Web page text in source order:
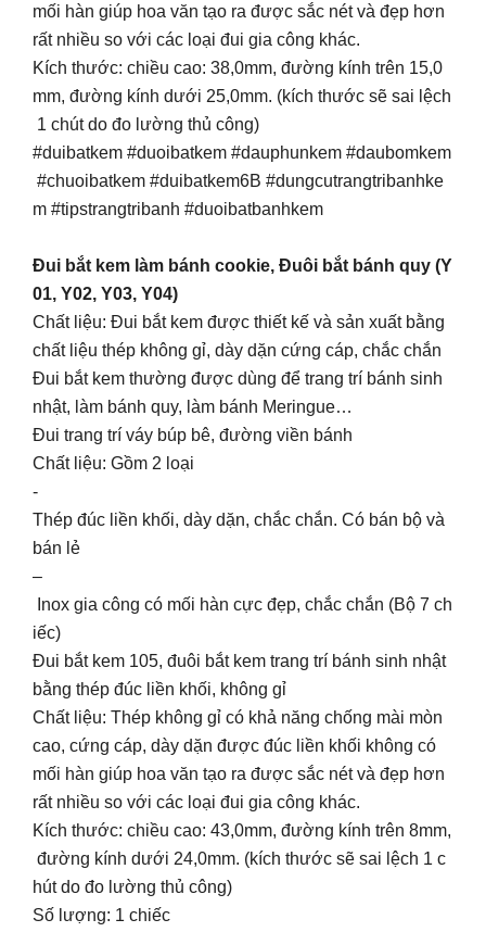
mối hàn giúp hoa văn tạo ra được sắc nét và đẹp hơn
rất nhiều so với các loại đui gia công khác.
Kích thước: chiều cao: 38,0mm, đường kính trên 15,0
mm, đường kính dưới 25,0mm. (kích thước sẽ sai lệch
1 chút do đo lường thủ công)
#duibatkem #duoibatkem #dauphunkem #daubomkem
#chuoibatkem #duibatkem6B #dungcutrangtribanhke
m #tipstrangtribanh #duoibatbanhkem
Đui bắt kem làm bánh cookie, Đuôi bắt bánh quy (Y
01, Y02, Y03, Y04)
Chất liệu: Đui bắt kem được thiết kế và sản xuất bằng
chất liệu thép không gỉ, dày dặn cứng cáp, chắc chắn
Đui bắt kem thường được dùng để trang trí bánh sinh
nhật, làm bánh quy, làm bánh Meringue…
Đui trang trí váy búp bê, đường viền bánh
Chất liệu: Gồm 2 loại
-
Thép đúc liền khối, dày dặn, chắc chắn. Có bán bộ và
bán lẻ
–
Inox gia công có mối hàn cực đẹp, chắc chắn (Bộ 7 ch
iếc)
Đui bắt kem 105, đuôi bắt kem trang trí bánh sinh nhật
bằng thép đúc liền khối, không gỉ
Chất liệu: Thép không gỉ có khả năng chống mài mòn
cao, cứng cáp, dày dặn được đúc liền khối không có
mối hàn giúp hoa văn tạo ra được sắc nét và đẹp hơn
rất nhiều so với các loại đui gia công khác.
Kích thước: chiều cao: 43,0mm, đường kính trên 8mm,
đường kính dưới 24,0mm. (kích thước sẽ sai lệch 1 c
hút do đo lường thủ công)
Số lượng: 1 chiếc